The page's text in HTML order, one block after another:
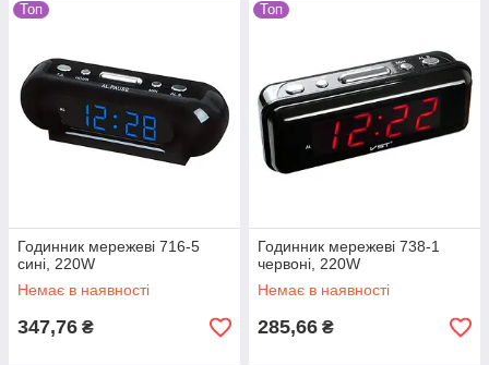
Топ
Годинник мережеві 716-5
сині, 220W
Немає в наявності
347,76 ₴
Топ
Годинник мережеві 738-1
червоні, 220W
Немає в наявності
285,66 ₴